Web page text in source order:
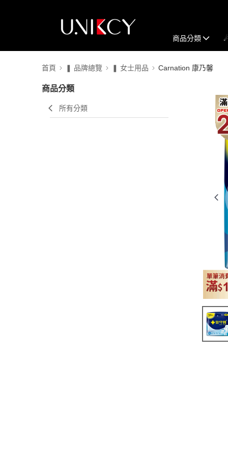
商品分類
首頁 ❚ 品牌總覽 ❚ 女士用品 Carnation 康乃馨
商品分類
所有分類